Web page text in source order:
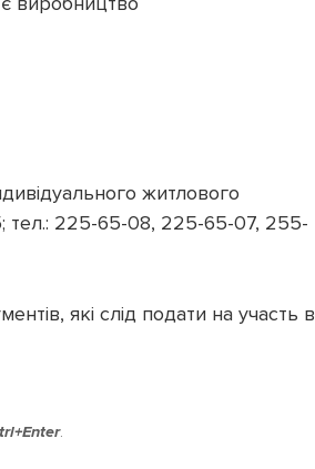
житлового
тел.: 225-65-08, 225-65-07, 255-
які слід подати на участь в
.